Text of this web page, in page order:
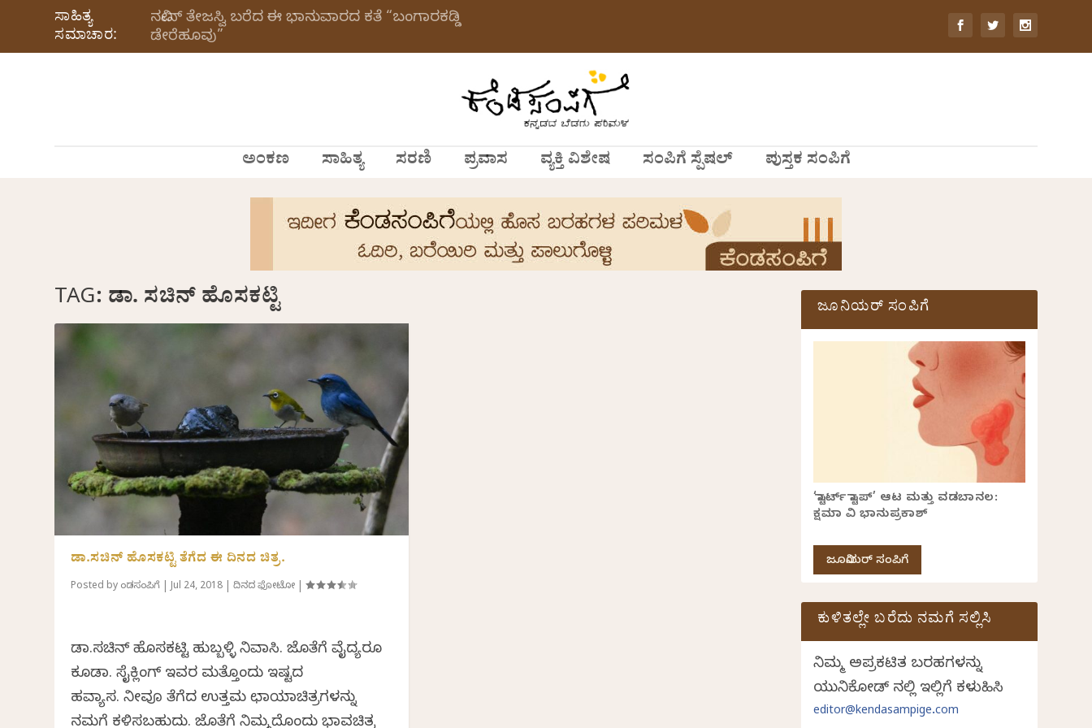
ಸಾಹಿತ್ಯ
ಸಮಾಚಾರ:
ನವೀನ್‌ ತೇಜಸ್ವಿ ಬರೆದ ಈ ಭಾನುವಾರದ ಕತೆ “ಬಂಗಾರಕಡ್ಡಿ
ಡೇರೆಹೂವು”
ಅಂಕಣ ಸಾಹಿತ್ಯ ಸರಣಿ ಪ್ರವಾಸ ವ್ಯಕ್ತಿ ವಿಶೇಷ ಸಂಪಿಗೆ ಸ್ಪೆಷಲ್ ಪುಸ್ತಕ ಸಂಪಿಗೆ
TAG: ಡಾ. ಸಚಿನ್ ಹೊಸಕಟ್ಟಿ
ಡಾ.ಸಚಿನ್ ಹೊಸಕಟ್ಟಿ ತೆಗೆದ ಈ ದಿನದ ಚಿತ್ರ.
Posted by ಕೆಂಡಸಂಪಿಗೆ |Jul 24, 2018 |ದಿನದ ಫೋಟೋ |
ಡಾ.ಸಚಿನ್ ಹೊಸಕಟ್ಟಿ ಹುಬ್ಬಳ್ಳಿ ನಿವಾಸಿ. ಜೊತೆಗೆ ವೈದ್ಯರೂ
ಕೂಡಾ. ಸೈಕ್ಲಿಂಗ್ ಇವರ ಮತ್ತೊಂದು ಇಷ್ಟದ
ಹವ್ಯಾಸ. ನೀವೂ ತೆಗೆದ ಉತ್ತಮ ಛಾಯಾಚಿತ್ರಗಳನ್ನು
ನಮಗೆ ಕಳಿಸಬಹುದು. ಜೊತೆಗೆ ನಿಮ್ಮದೊಂದು ಭಾವಚಿತ್ರ
ಜೂನಿಯರ್ ಸಂಪಿಗೆ
‘ಸ್ಟಾರ್ಟ್ ಸ್ಟಾಪ್’ ಆಟ ಮತ್ತು ವಡಬಾನಲ:
ಕ್ಷಮಾ ವಿ ಭಾನುಪ್ರಕಾಶ್
ಜೂನಿಯರ್ ಸಂಪಿಗೆ
ಕುಳಿತಲ್ಲೇ ಬರೆದು ನಮಗೆ ಸಲ್ಲಿಸಿ
ನಿಮ್ಮ ಅಪ್ರಕಟಿತ ಬರಹಗಳನ್ನು
ಯುನಿಕೋಡ್ ನಲ್ಲಿ ಇಲ್ಲಿಗೆ ಕಳುಹಿಸಿ
editor@kendasampige.com